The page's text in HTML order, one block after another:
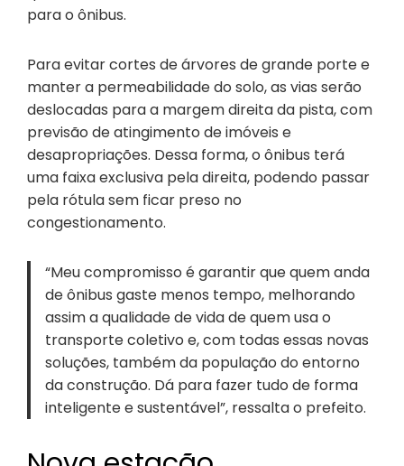
para o ônibus.
Para evitar cortes de árvores de grande porte e
manter a permeabilidade do solo, as vias serão
deslocadas para a margem direita da pista, com
previsão de atingimento de imóveis e
desapropriações. Dessa forma, o ônibus terá
uma faixa exclusiva pela direita, podendo passar
pela rótula sem ficar preso no
congestionamento.
“Meu compromisso é garantir que quem anda
de ônibus gaste menos tempo, melhorando
assim a qualidade de vida de quem usa o
transporte coletivo e, com todas essas novas
soluções, também da população do entorno
da construção. Dá para fazer tudo de forma
inteligente e sustentável”, ressalta o prefeito.